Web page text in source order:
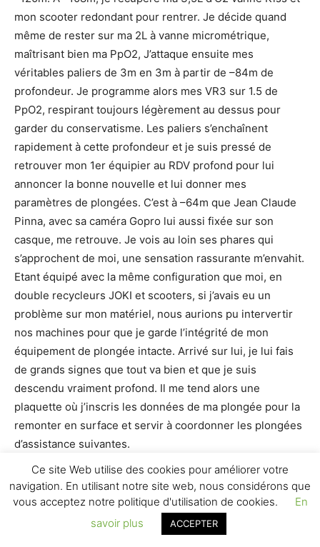
mon scooter redondant pour rentrer. Je décide quand
même de rester sur ma 2L à vanne micrométrique,
maîtrisant bien ma PpO2, J’attaque ensuite mes
véritables paliers de 3m en 3m à partir de –84m de
profondeur. Je programme alors mes VR3 sur 1.5 de
PpO2, respirant toujours légèrement au dessus pour
garder du conservatisme. Les paliers s’enchaînent
rapidement à cette profondeur et je suis pressé de
retrouver mon 1er équipier au RDV profond pour lui
annoncer la bonne nouvelle et lui donner mes
paramètres de plongées. C’est à –64m que Jean Claude
Pinna, avec sa caméra Gopro lui aussi fixée sur son
casque, me retrouve. Je vois au loin ses phares qui
s’approchent de moi, une sensation rassurante m’envahit.
Etant équipé avec la même configuration que moi, en
double recycleurs JOKI et scooters, si j’avais eu un
problème sur mon matériel, nous aurions pu intervertir
nos machines pour que je garde l’intégrité de mon
équipement de plongée intacte. Arrivé sur lui, je lui fais
de grands signes que tout va bien et que je suis
descendu vraiment profond. Il me tend alors une
plaquette où j’inscris les données de ma plongée pour la
remonter en surface et servir à coordonner les plongées
d’assistance suivantes.
Ce site Web utilise des cookies pour améliorer votre
navigation. En utilisant notre site web, nous considérons que
vous acceptez notre politique d'utilisation de cookies.
En
savoir plus
ACCEPTER